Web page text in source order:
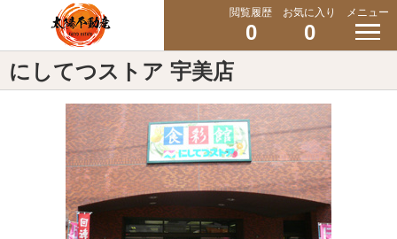
閲覧履歴
0
お気に入り
0
メニュー
にしてつストア 宇美店